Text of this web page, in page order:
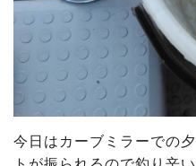
今日はカーブミラーでの